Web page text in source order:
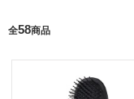
全58商品